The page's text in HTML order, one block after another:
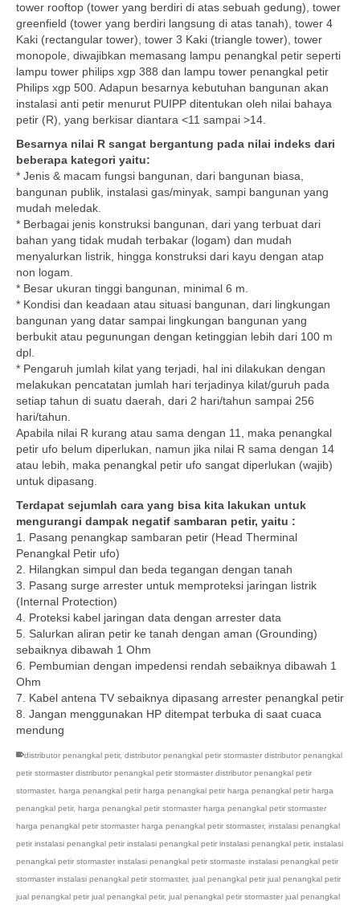
tower rooftop (tower yang berdiri di atas sebuah gedung), tower
greenfield (tower yang berdiri langsung di atas tanah), tower 4
Kaki (rectangular tower), tower 3 Kaki (triangle tower), tower
monopole, diwajibkan memasang lampu penangkal petir seperti
lampu tower philips xgp 388 dan lampu tower penangkal petir
Philips xgp 500. Adapun besarnya kebutuhan bangunan akan
instalasi anti petir menurut PUIPP ditentukan oleh nilai bahaya
petir (R), yang berkisar diantara <11 sampai >14.
Besarnya nilai R sangat bergantung pada nilai indeks dari
beberapa kategori yaitu:
* Jenis & macam fungsi bangunan, dari bangunan biasa,
bangunan publik, instalasi gas/minyak, sampi bangunan yang
mudah meledak.
* Berbagai jenis konstruksi bangunan, dari yang terbuat dari
bahan yang tidak mudah terbakar (logam) dan mudah
menyalurkan listrik, hingga konstruksi dari kayu dengan atap
non logam.
* Besar ukuran tinggi bangunan, minimal 6 m.
* Kondisi dan keadaan atau situasi bangunan, dari lingkungan
bangunan yang datar sampai lingkungan bangunan yang
berbukit atau pegunungan dengan ketinggian lebih dari 100 m
dpl.
* Pengaruh jumlah kilat yang terjadi, hal ini dilakukan dengan
melakukan pencatatan jumlah hari terjadinya kilat/guruh pada
setiap tahun di suatu daerah, dari 2 hari/tahun sampai 256
hari/tahun.
Apabila nilai R kurang atau sama dengan 11, maka penangkal
petir ufo belum diperlukan, namun jika nilai R sama dengan 14
atau lebih, maka penangkal petir ufo sangat diperlukan (wajib)
untuk dipasang.
Terdapat sejumlah cara yang bisa kita lakukan untuk
mengurangi dampak negatif sambaran petir, yaitu :
1. Pasang penangkap sambaran petir (Head Therminal
Penangkal Petir ufo)
2. Hilangkan simpul dan beda tegangan dengan tanah
3. Pasang surge arrester untuk memproteksi jaringan listrik
(Internal Protection)
4. Proteksi kabel jaringan data dengan arrester data
5. Salurkan aliran petir ke tanah dengan aman (Grounding)
sebaiknya dibawah 1 Ohm
6. Pembumian dengan impedensi rendah sebaiknya dibawah 1
Ohm
7. Kabel antena TV sebaiknya dipasang arrester penangkal petir
8. Jangan menggunakan HP ditempat terbuka di saat cuaca
mendung
distributor penangkal petir, distributor penangkal petir stormaster distributor penangkal
petir stormaster distributor penangkal petir stormaster distributor penangkal petir
stormaster, harga penangkal petir harga penangkal petir harga penangkal petir harga
penangkal petir, harga penangkal petir stormaster harga penangkal petir stormaster
harga penangkal petir stormaster harga penangkal petir stormaster, instalasi penangkal
petir instalasi penangkal petir instalasi penangkal petir instalasi penangkal petir, instalasi
penangkal petir stormaster instalasi penangkal petir stormaste instalasi penangkal petir
stormaster instalasi penangkal petir stormaster, jual penangkal petir jual penangkal petir
jual penangkal petir jual penangkal petir, jual penangkal petir stormaster jual penangkal